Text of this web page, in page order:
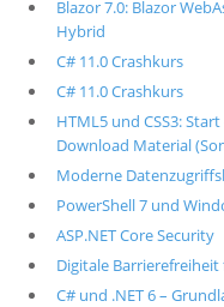
Blazor 7.0: Blazor
Hybrid
C# 11.0 Crashkurs
C# 11.0 Crashkurs
HTML5 und CSS3:
Download Material
Moderne
PowerShell 7 und
ASP.NET Core Security
Digitale Barrierefreiheit
C# und .NET 6 –